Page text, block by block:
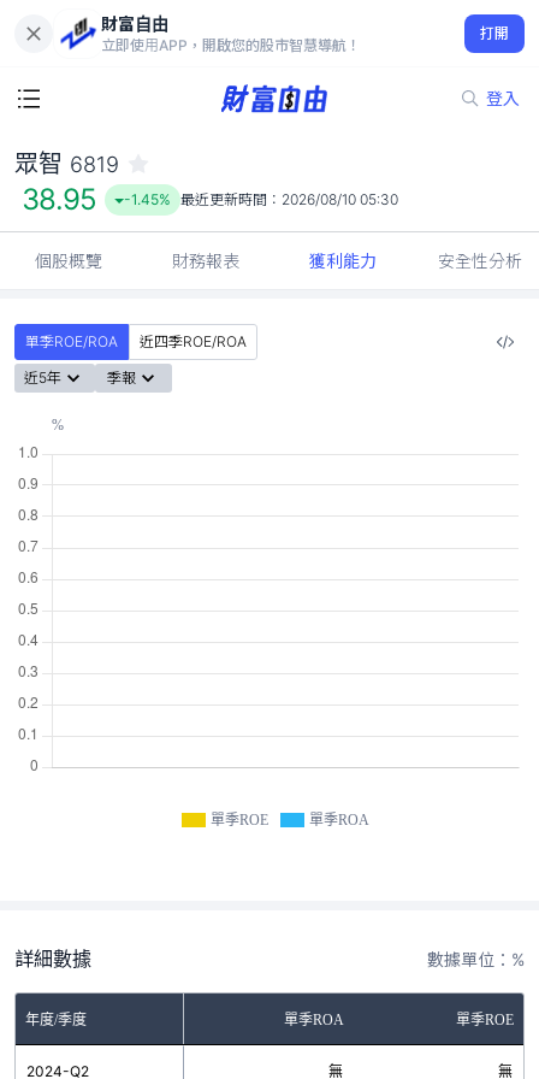
財富自由
立即使用APP，開啟您的股市智慧導航！
打開
登入
38.95
-1.45%
眾智 6819
38.95 -1.45% 最近更新時間： 2026/08/10 05:30
個股概覽 財務報表 獲利能力 安全性分析
單季ROE/ROA
近四季ROE/ROA
近5年
季報
單季ROE 單季ROA
詳細數據 數據單位：%
年度/季度 單季ROA 單季ROE
2024-Q2 無 無